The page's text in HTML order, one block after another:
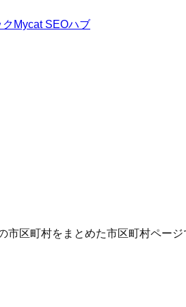
Mycat SEOハブ
市区町村をまとめた市区町村ページ